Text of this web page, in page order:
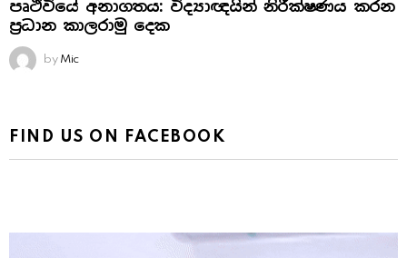
පෘථිවියේ අනාගතය: විද්‍යාඥයින් නිරීක්ෂණය කරන
ප්‍රධාන කාලරාමු දෙක
by Mic
FIND US ON FACEBOOK